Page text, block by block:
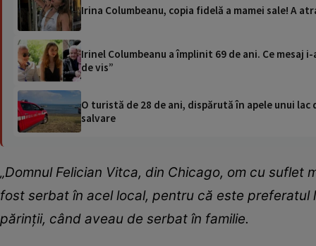
Irina Columbeanu, copia fidelă a mamei sale! A
Irinel Columbeanu a împlinit 69 de ani. Ce
de vis”
O turistă de 28 de ani, dispărută în apele unui
salvare
„Domnul Felician Vitca, din Chicago, om cu
fost serbat în acel local, pentru că este
părinții, când aveau de serbat în familie.